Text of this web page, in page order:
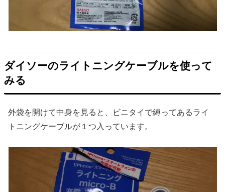
ダイソーのライトニングケーブルを使って
みる
外袋を開けて中身を見ると、ビニタイで縛ってあるライ
トニングケーブルが１つ入っています。